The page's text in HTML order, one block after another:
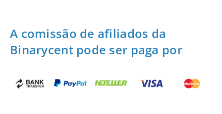
A comissão de afiliados da
Binarycent pode ser paga por